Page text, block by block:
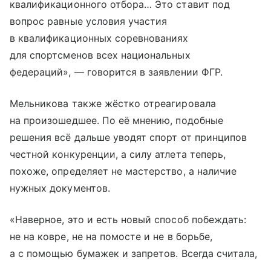
квалификационного отбора… Это ставит под
вопрос равные условия участия
в квалификационных соревнованиях
для спортсменов всех национальных
федераций», — говорится в заявлении ФГР.
Мельникова также жёстко отреагировала
на произошедшее. По её мнению, подобные
решения всё дальше уводят спорт от принципов
честной конкуренции, а силу атлета теперь,
похоже, определяет не мастерство, а наличие
нужных документов.
«Наверное, это и есть новый способ побеждать:
не на ковре, не на помосте и не в борьбе,
а с помощью бумажек и запретов. Всегда считала,